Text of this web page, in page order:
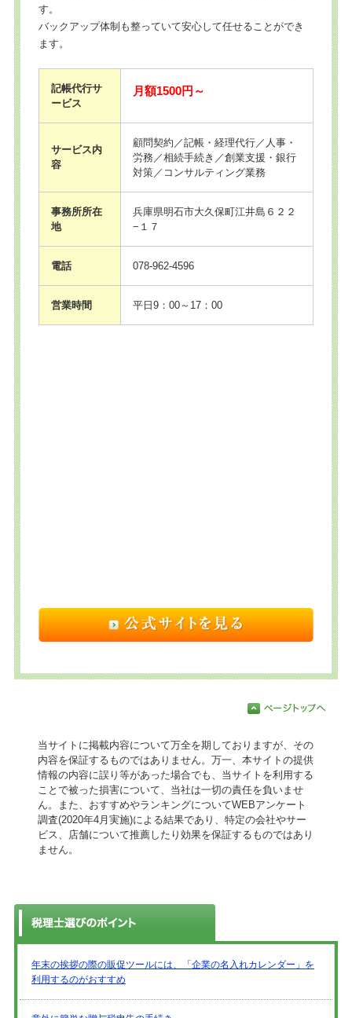
す。
バックアップ体制も整っていて安心して任せることができ
ます。
記帳代行サ
ービス
月額1500円～
サービス内
容
顧問契約／記帳・経理代行／人事・
労務／相続手続き／創業支援・銀行
対策／コンサルティング業務
事務所所在
地
兵庫県明石市大久保町江井島６２２
−１７
電話 078-962-4596
営業時間 平日9：00～17：00
当サイトに掲載内容について万全を期しておりますが、その
内容を保証するものではありません。万一、本サイトの提供
情報の内容に誤り等があった場合でも、当サイトを利用する
ことで被った損害について、当社は一切の責任を負いませ
ん。また、おすすめやランキングについてWEBアンケート
調査(2020年4月実施)による結果であり、特定の会社やサー
ビス、店舗について推薦したり効果を保証するものではあり
ません。
年末の挨拶の際の販促ツールには、「企業の名入れカレンダー」を
利用するのがおすすめ